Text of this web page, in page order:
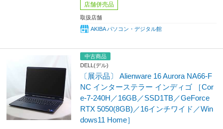
店舗併売品
取扱店舗
AKIBA パソコン・デジタル館
中古商品
DELL(デル)
〔展示品〕 Alienware 16 Aurora NA66-F
NC インターステラー インディゴ ［Cor
e-7-240H／16GB／SSD1TB／GeForce
RTX 5050(8GB)／16インチワイド／Win
dows11 Home］